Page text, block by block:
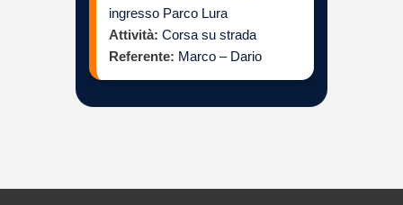
ingresso Parco Lura
Attività: Corsa su strada
Referente: Marco – Dario